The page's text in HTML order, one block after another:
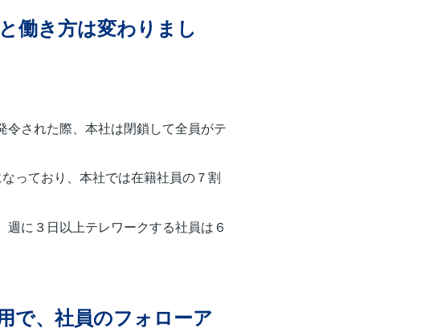
働き方は変わりまし
令された際、本社は閉鎖して全員がテ
っており、本社では在籍社員の７割
に３日以上テレワークする社員は６
で、社員のフォローア